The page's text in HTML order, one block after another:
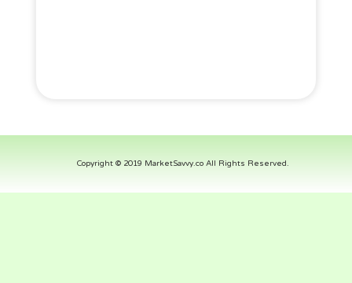
Copyright © 2019 MarketSavvy.co All Rights Reserved.